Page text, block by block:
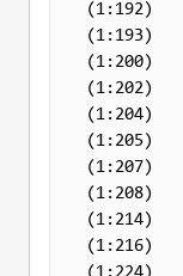
(1:193)
(1:200)
(1:202)
(1:204)
(1:205)
(1:207)
(1:208)
(1:214)